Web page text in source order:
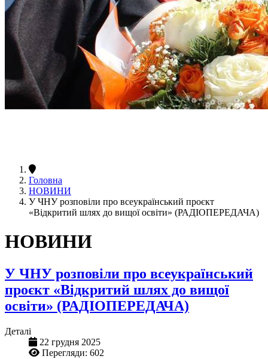
Головна
НОВИНИ
У ЧНУ розповіли про всеукраїнський проєкт
«Відкритий шлях до вищої освіти» (РАДІОПЕРЕДАЧА)
НОВИНИ
У ЧНУ розповіли про всеукраїнський
проєкт «Відкритий шлях до вищої
освіти» (РАДІОПЕРЕДАЧА)
Деталі
22 грудня 2025
Перегляди: 602